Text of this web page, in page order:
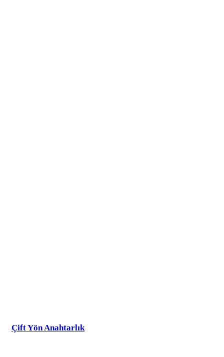
Çift Yön Anahtarlık